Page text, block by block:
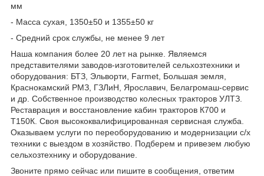
мм
- Масса сухая, 1350±50 и 1355±50 кг
- Средний срок службы, не менее 9 лет
Наша компания более 20 лет на рынке. Являемся
представителями заводов-изготовителей сельхозтехники и
оборудования: БТЗ, Эльворти, Farmet, Большая земля,
Краснокамский РМЗ, ГЗЛиН, Ярославич, Белагромаш-сервис
и др. Собственное производство колесных тракторов УЛТЗ.
Реставрация и восстановление кабин тракторов К700 и
Т150К. Своя высококвалифицированная сервисная служба.
Оказываем услуги по переоборудованию и модернизации с/х
техники с выездом в хозяйство. Подберем и привезем любую
сельхозтехнику и оборудование.
Звоните прямо сейчас или пишите в сообщения, ответим